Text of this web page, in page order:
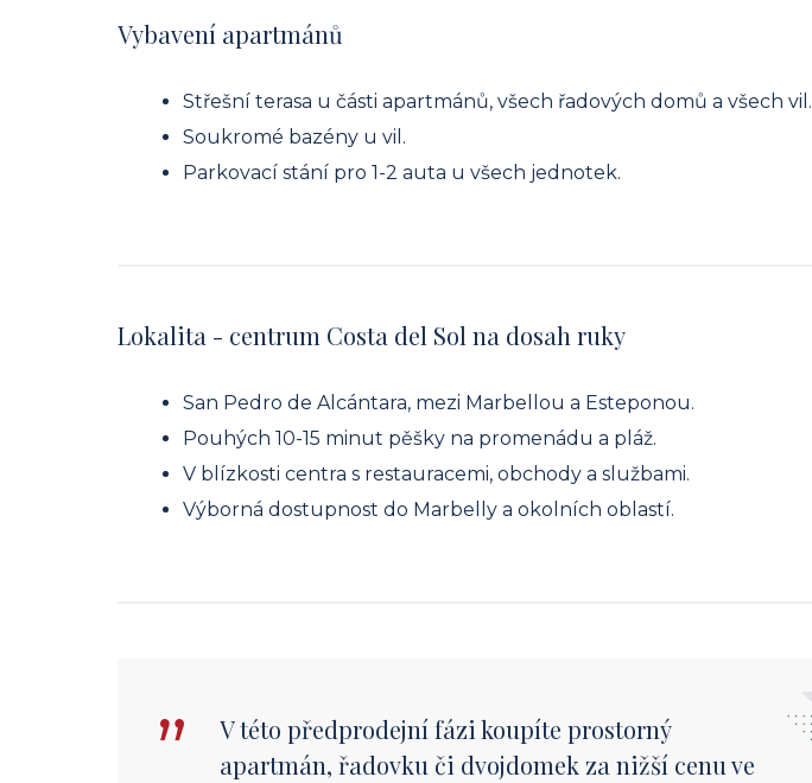
Vybavení apartmánů
Střešní terasa u části apartmánů, všech řadových domů a všech vil.
Soukromé bazény u vil.
Parkovací stání pro 1-2 auta u všech jednotek.
Lokalita - centrum Costa del Sol na dosah ruky
San Pedro de Alcántara, mezi Marbellou a Esteponou.
Pouhých 10-15 minut pěšky na promenádu a pláž.
V blízkosti centra s restauracemi, obchody a službami.
Výborná dostupnost do Marbelly a okolních oblastí.
V této předprodejní fázi koupíte prostorný
apartmán, řadovku či dvojdomek za nižší cenu ve